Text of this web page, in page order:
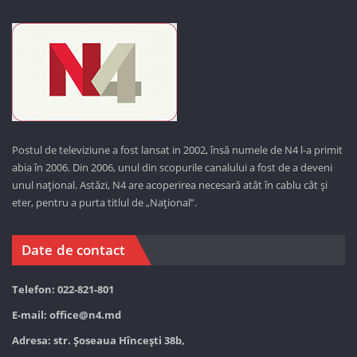
Postul de televiziune a fost lansat in 2002, însă numele de N4 l-a primit
abia în 2006. Din 2006, unul din scopurile canalului a fost de a deveni
unul național. Astăzi, N4 are acoperirea necesară atât în cablu cât și
eter, pentru a purta titlul de „Național”.
Date de contact
Telefon: 022-821-801
E-mail: office@n4.md
Adresa: str. Șoseaua Hînceşti 38b,